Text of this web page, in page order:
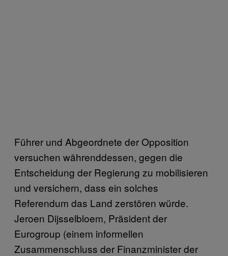
Führer und Abgeordnete der Opposition
versuchen währenddessen, gegen die
Entscheidung der Regierung zu mobilisieren
und versichern, dass ein solches
Referendum das Land zerstören würde.
Jeroen Dijsselbloem, Präsident der
Eurogroup (einem informellen
Zusammenschluss der Finanzminister der